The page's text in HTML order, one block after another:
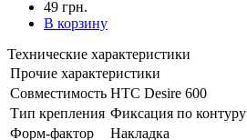
49 грн.
В корзину
Технические характеристики
Прочие характеристики
Совместимость HTC Desire 600
Тип крепления Фиксация по контуру
Форм-фактор
Накладка